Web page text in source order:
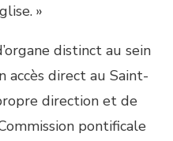
»
distinct au sein
accès direct au Saint-
direction et de
pontificale